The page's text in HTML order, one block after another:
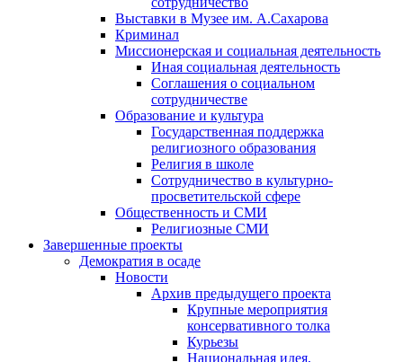
Выставки в Музее им. А.Сахарова
Криминал
Миссионерская и социальная деятельность
Иная социальная деятельность
Соглашения о социальном
сотрудничестве
Образование и культура
Государственная поддержка
религиозного образования
Религия в школе
Сотрудничество в культурно-
просветительской сфере
Общественность и СМИ
Религиозные СМИ
Завершенные проекты
Демократия в осаде
Новости
Архив предыдущего проекта
Крупные мероприятия
консервативного толка
Курьезы
Национальная идея,